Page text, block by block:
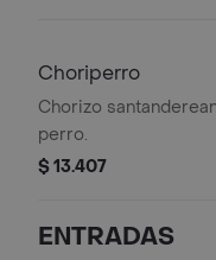
Choriperro
Chorizo
perro.
$ 13.407
ENTRADAS